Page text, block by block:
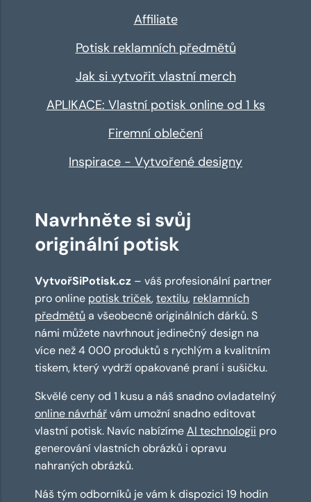
Affiliate
Potisk reklamních předmětů
Jak si vytvořit vlastní merch
APLIKACE: Vlastní potisk online od 1 ks
Firemní oblečení
Inspirace - Vytvořené designy
Navrhněte si svůj
originální potisk
VytvořSiPotisk.cz – váš profesionální partner
pro online potisk triček,textilu, reklamních
předmětů a všeobecně originálních dárků. S
námi můžete navrhnout jedinečný design na
více než 4 000 produktů s rychlým a kvalitním
tiskem, který vydrží opakované praní i sušičku.
Skvělé ceny od 1 kusu a náš snadno ovladatelný
online návrhářvám umožní snadno editovat
vlastní potisk. Navíc nabízímeAI technologii pro
generování vlastních obrázků i opravu
nahraných obrázků.
Náš tým odborníků je vám k dispozici 19 hodin